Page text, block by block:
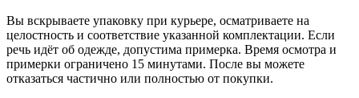
Вы вскрываете упаковку при курьере, осматриваете на
целостность и соответствие указанной комплектации. Если
речь идёт об одежде, допустима примерка. Время осмотра и
примерки ограничено 15 минутами. После вы можете
отказаться частично или полностью от покупки.